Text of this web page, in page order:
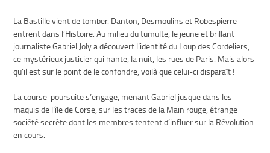
La Bastille vient de tomber. Danton, Desmoulins et Robespierre
entrent dans l’Histoire. Au milieu du tumulte, le jeune et brillant
journaliste Gabriel Joly a découvert l’identité du Loup des Cordeliers,
ce mystérieux justicier qui hante, la nuit, les rues de Paris. Mais alors
qu’il est sur le point de le confondre, voilà que celui-ci disparaît !
La course-poursuite s’engage, menant Gabriel jusque dans les
maquis de l’île de Corse, sur les traces de la Main rouge, étrange
société secrète dont les membres tentent d’influer sur la Révolution
en cours.